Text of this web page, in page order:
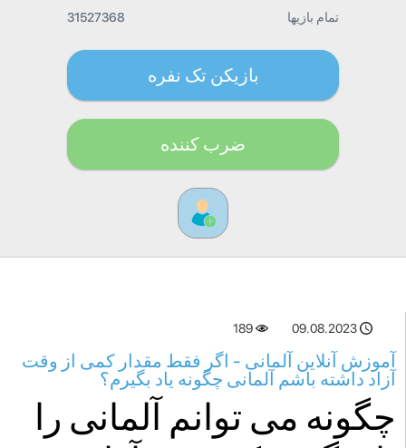
تمام بازیها 31527368
بازیکن تک نفره
ضرب کننده
09.08.2023
189
آموزش آنلاین آلمانی - اگر فقط مقدار کمی از وقت
آزاد داشته باشم آلمانی چگونه یاد بگیرم؟
چگونه می توانم آلمانی را